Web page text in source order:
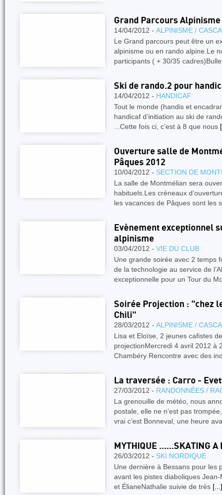
Grand Parcours
14/04/2012 - ALPINISME /
Le Grand parcours peut être un
alpinisme ou en rando alpine.Le
participants ( + 30/35
Ski de rando.2 pour
14/04/2012 - HANDICAF
Tout le monde (handis et
handicaf d’initiation au ski de
...Cette fois ci, c’est à 8 que nous
Ouverture salle de
Pâques 2012
10/04/2012 - SECTION DE
La salle de Montmélian sera
habituels.Les créneaux
les vacances de Pâques sont les
Evènement exceptionnel
alpinisme
03/04/2012 - VIE DU CLUB
Une grande soirée avec 2
de la technologie au service de
exceptionnelle pour un Tour du
Soirée Projection : "chez
Chili"
28/03/2012 - ALPINISME /
Lisa et Eloïse, 2 jeunes cafistes
projectionMercredi 4 avril 2012 à
Chambéry Rencontre avec des
La traversée : Carro -
27/03/2012 - RANDONNÉES /
La grenouille de météo, nous
postale, elle ne n’est pas
vrai c’est Bonneval, une heure
MYTHIQUE ......SKATING A
26/03/2012 - SKI NORDIQUE
Une dernière à Bessans pour les
avant les pistes diaboliques
et ÉlianeNathalie suivie de très [...]